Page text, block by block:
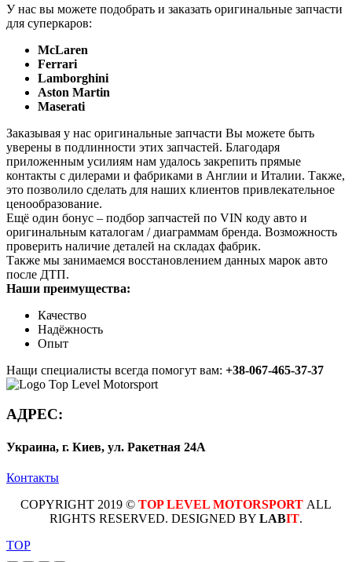
У нас вы можете подобрать и заказать оригинальные запчасти
для суперкаров:
McLaren
Ferrari
Lamborghini
Aston Martin
Maserati
Заказывая у нас оригинальные запчасти Вы можете быть
уверены в подлинности этих запчастей. Благодаря
приложенным усилиям нам удалось закрепить прямые
контакты с дилерами и фабриками в Англии и Италии. Также,
это позволило сделать для наших клиентов привлекательное
ценообразование.
Ещё один бонус – подбор запчастей по VIN коду авто и
оригинальным каталогам / диаграммам бренда. Возможность
проверить наличие деталей на складах фабрик.
Также мы занимаемся восстановлением данных марок авто
после ДТП.
Наши преимущества:
Качество
Надёжность
Опыт
Нащи специалисты всегда помогут вам: +38-067-465-37-37
АДРЕС:
Украина, г. Киев, ул. Ракетная 24А
Контакты
COPYRIGHT 2019 © TOP LEVEL MOTORSPORT ALL
RIGHTS RESERVED. DESIGNED BY LABIT.
TOP